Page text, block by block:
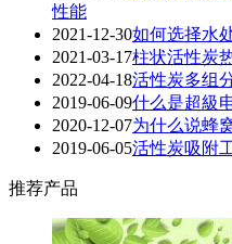
性能
2021-12-30如何选择水
2021-03-17柱状活性炭
2022-04-18活性炭多组
2019-06-09什么是超級
2020-12-07为什么说蜂
2019-06-05活性炭吸附
推荐产品